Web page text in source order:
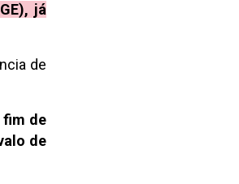
já
de
fim de
de